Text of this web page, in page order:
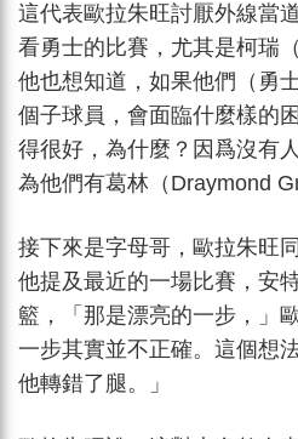
這代表歐拉朱旺討厭外線當
看勇士的比賽，尤其是柯瑞
他也想知道，如果他們（勇
個子球員，會面臨什麼樣的
得很好，為什麼？因爲沒有
為他們有葛林（Draymond
接下來是字母哥，歐拉朱旺
他提及最近的一場比賽，安
籃，「那是漂亮的一步，」
一步其實並不正確。這個想
他轉錯了腿。」